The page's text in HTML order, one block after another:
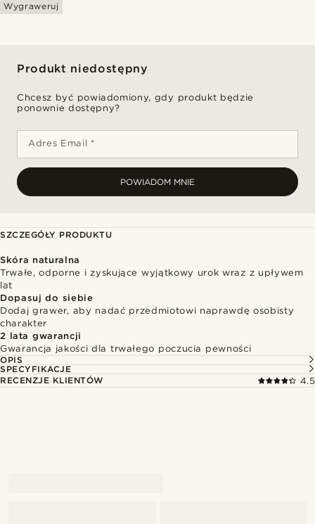
Wygraweruj
Produkt niedostępny
Chcesz być powiadomiony, gdy produkt będzie
ponownie dostępny?
Adres Email *
POWIADOM MNIE
SZCZEGÓŁY PRODUKTU
Skóra naturalna
Trwałe, odporne i zyskujące wyjątkowy urok wraz z upływem
lat
Dopasuj do siebie
Dodaj grawer, aby nadać przedmiotowi naprawdę osobisty
charakter
2 lata gwarancji
Gwarancja jakości dla trwałego poczucia pewności
OPIS
SPECYFIKACJE
RECENZJE KLIENTÓW
4.5